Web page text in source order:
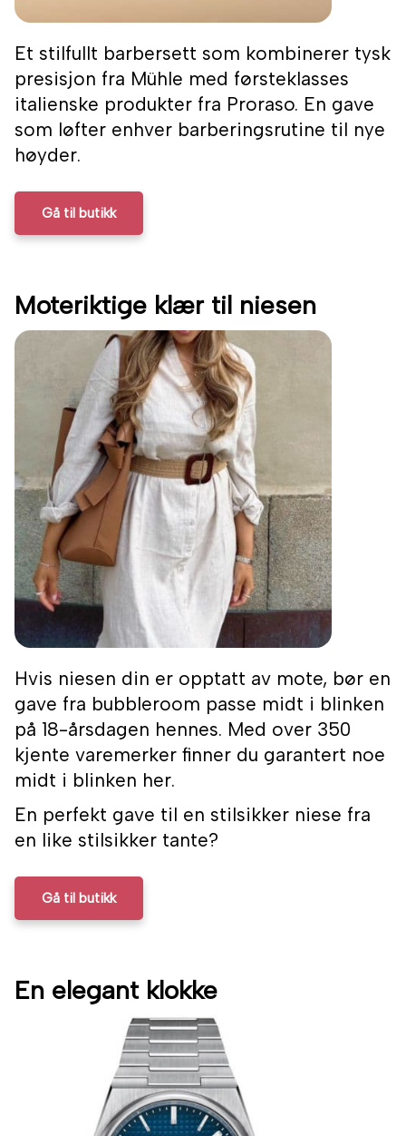
Et stilfullt barbersett som kombinerer tysk
presisjon fra Mühle med førsteklasses
italienske produkter fra Proraso. En gave
som løfter enhver barberingsrutine til nye
høyder.
Gå til butikk
Moteriktige klær til niesen
Hvis niesen din er opptatt av mote, bør en
gave fra bubbleroom passe midt i blinken
på 18-årsdagen hennes. Med over 350
kjente varemerker finner du garantert noe
midt i blinken her.
En perfekt gave til en stilsikker niese fra
en like stilsikker tante?
Gå til butikk
En elegant klokke